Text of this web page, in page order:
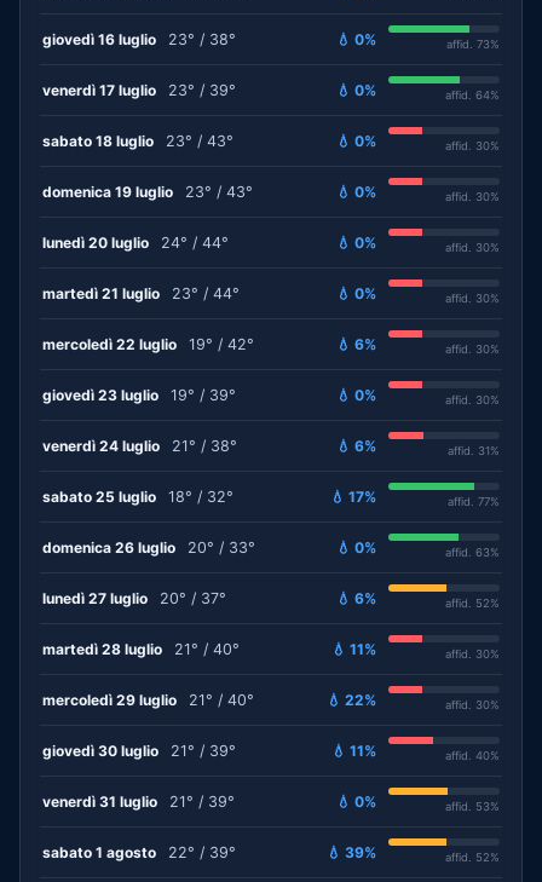
giovedì 16 luglio 23° / 38° 💧 0% affid. 73%
venerdì 17 luglio 23° / 39° 💧 0% affid. 64%
sabato 18 luglio 23° / 43° 💧 0% affid. 30%
domenica 19 luglio 23° / 43° 💧 0% affid. 30%
lunedì 20 luglio 24° / 44° 💧 0% affid. 30%
martedì 21 luglio 23° / 44° 💧 0% affid. 30%
mercoledì 22 luglio 19° / 42° 💧 6% affid. 30%
giovedì 23 luglio 19° / 39° 💧 0% affid. 30%
venerdì 24 luglio 21° / 38° 💧 6% affid. 31%
sabato 25 luglio 18° / 32° 💧 17% affid. 77%
domenica 26 luglio 20° / 33° 💧 0% affid. 63%
lunedì 27 luglio 20° / 37° 💧 6% affid. 52%
martedì 28 luglio 21° / 40° 💧 11% affid. 30%
mercoledì 29 luglio 21° / 40° 💧 22% affid. 30%
giovedì 30 luglio 21° / 39° 💧 11% affid. 40%
venerdì 31 luglio 21° / 39° 💧 0% affid. 53%
sabato 1 agosto 22° / 39° 💧 39% affid. 52%